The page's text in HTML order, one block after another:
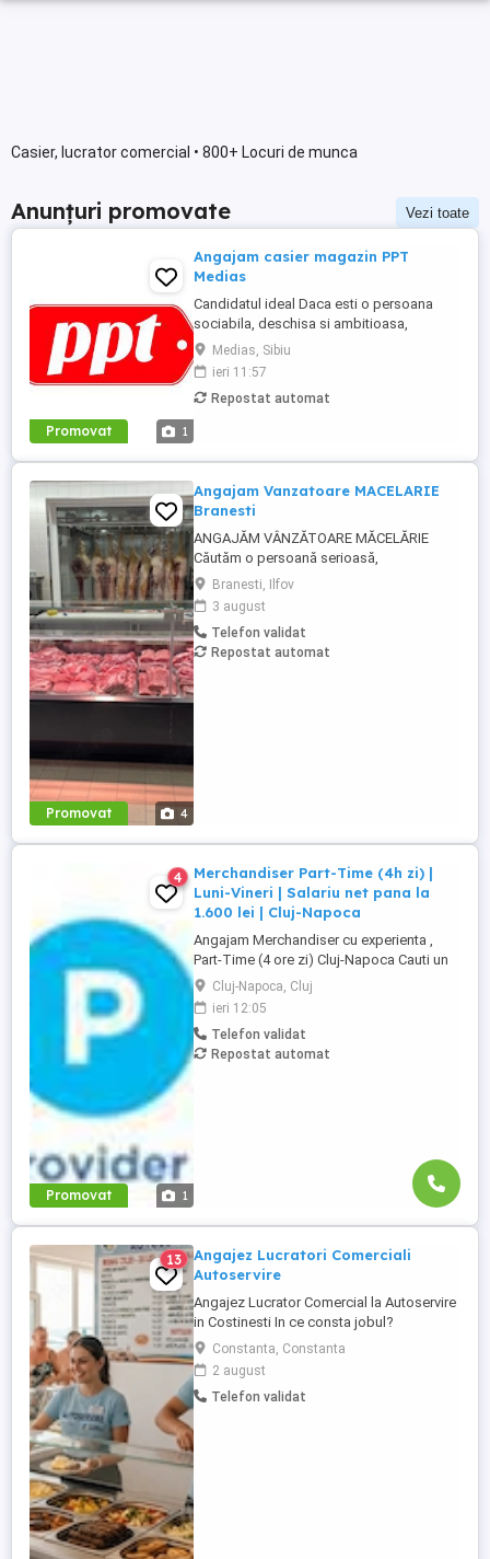
Casier, lucrator comercial • 800+ Locuri de munca
Anunțuri promovate Vezi toate
Promovat 1
Angajam casier magazin PPT
Medias
Candidatul ideal Daca esti o persoana
sociabila, deschisa si ambitioasa,
inseamna ca esti persoana potrivita
pentru noi! *Experienta d lucru in calitate d
casier sau intr-un magazin d haine poate
reprezenta un avantaj. Ce oferim: Salariu
Medias, Sibiu
ieri 11:57
Repostat automat
Promovat 4
Angajam Vanzatoare MACELARIE
Branesti
ANGAJĂM VÂNZĂTOARE MĂCELĂRIE
Căutăm o persoană serioasă,
responsabilă și amabilă pentru postul de
vânzătoare într-o măcelărie modernă.
Cerințe: Experiență în domeniul vânzărilor
sau în lucrul cu clienții (experiența în
măcelărie constituie un avantaj) Abilități
Branesti, Ilfov
3 august
Telefon validat
Repostat automat
Promovat 1
4
Merchandiser Part-Time (4h zi) |
Luni-Vineri | Salariu net pana la
1.600 lei | Cluj-Napoca
Angajam Merchandiser cu experienta ,
Part-Time (4 ore zi) Cluj-Napoca Cauti un
loc de munca cu program fix, doar de luni
pana vineri? Vino in echipa noastra si
reprezinta unul dintre cele mai cunoscute
branduri de lactate! Avem disponibile 4
posturi de Merchandiser Part-Time, in
Cluj-Napoca, Cluj
ieri 12:05
Telefon validat
Repostat automat
13
Angajez Lucratori Comerciali
Autoservire
Angajez Lucrator Comercial la Autoservire
in Costinesti In ce consta jobul?
Debarasator pe sala Servit Mancare la
clienti pe linie Ajutat diverse in Bucatarie
(pregatire mancare pentru a fi scoasa pe
linia de autoservire) Daca ai experienta e
Constanta, Constanta
2 august
Telefon validat